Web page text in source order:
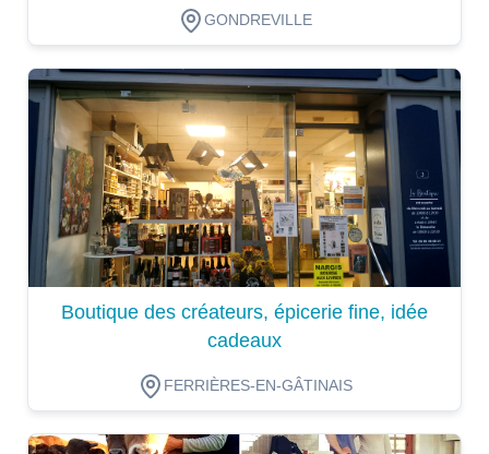
GONDREVILLE
Dégustation
Boutique des créateurs, épicerie fine, idée
cadeaux
FERRIÈRES-EN-GÂTINAIS